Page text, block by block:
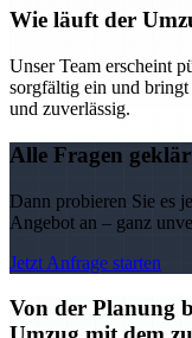
Wie läuft der
Unser Team erscheint
sorgfältig ein und
und zuverlässig.
Alle Fragen
Dann probieren Sie es
Angebot an – ganz
Jetzt Anfrage starten
Von der Planung